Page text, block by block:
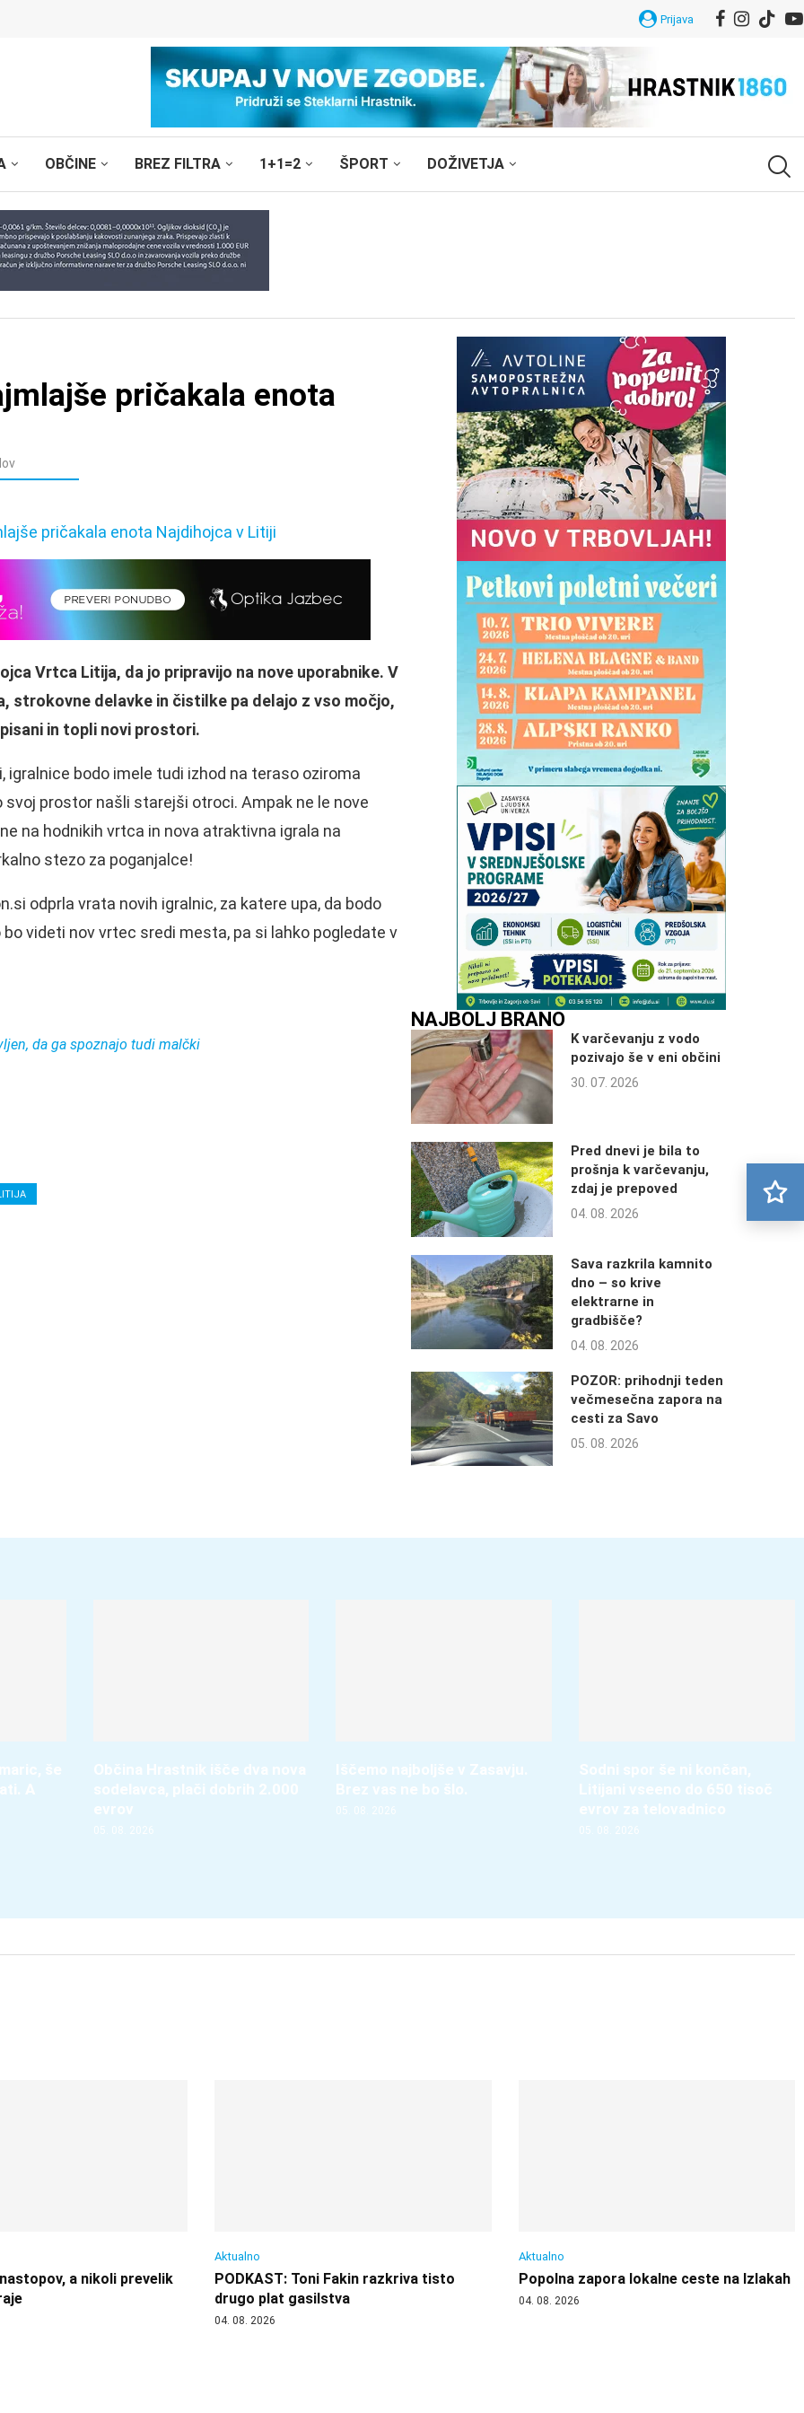
Prijava
OBČINE BREZ FILTRA 1+1=2 ŠPORT DOŽIVETJA
pričakala enota
Vrtca Litija, da jo pripravijo na nove uporabnike. V
strokovne delavke in čistilke pa delajo z vso močjo,
in topli novi prostori.
bodo imele tudi izhod na teraso oziroma
prostor našli starejši otroci. Ampak ne le nove
na hodnikih vrtca in nova atraktivna igrala na
stezo za poganjalce!
odprla vrata novih igralnic, za katere upa, da bodo
videti nov vrtec sredi mesta, pa si lahko pogledate v
da ga spoznajo tudi malčki
NAJBOLJ BRANO
K varčevanju z vodo
pozivajo še v eni občini
30. 07. 2026
Pred dnevi je bila to
prošnja k varčevanju,
zdaj je prepoved
04. 08. 2026
Sava razkrila kamnito
dno – so krive
elektrarne in
gradbišče?
04. 08. 2026
POZOR: prihodnji teden
večmesečna zapora na
cesti za Savo
05. 08. 2026
še
A
Občina Hrastnik išče dva nova
sodelavca, plači dobrih 2.000
evrov
05. 08. 2026
Iščemo najboljše v Zasavju.
Brez vas ne bo šlo.
05. 08. 2026
Sodni spor še ni končan,
Litijani vseeno do 650 tisoč
evrov za telovadnico
05. 08. 2026
a nikoli prevelik
Aktualno
PODKAST: Toni Fakin razkriva tisto
drugo plat gasilstva
04. 08. 2026
Aktualno
Popolna zapora lokalne ceste na Izlakah
04. 08. 2026